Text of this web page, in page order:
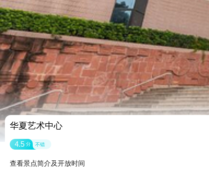
华夏艺术中心
4.5 分 不错
查看景点简介及开放时间